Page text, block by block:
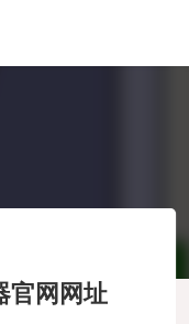
官网网址